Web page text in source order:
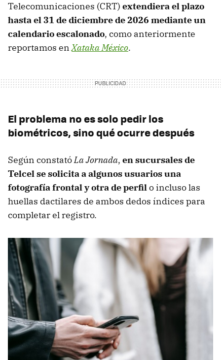
Telecomunicaciones (CRT) extendiera el plazo
hasta el 31 de diciembre de 2026 mediante un
calendario escalonado, como anteriormente
reportamos enXataka México.
El problema no es solo pedir los
biométricos, sino qué ocurre después
Según constatóLa Jornada, en sucursales de
Telcel se solicita a algunos usuarios una
fotografía frontal y otra de perfilo incluso las
huellas dactilares de ambos dedos índices para
completar el registro.